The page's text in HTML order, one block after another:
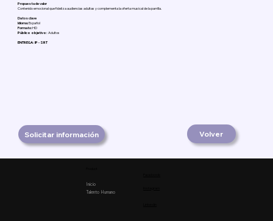
Propuesta de valor
Contenido emocional que fideliza audiencias adultas y complementa la oferta musical de la parrilla.
Datos clave
Idioma:Español
Formato:HD
Público objetivo: Adultos
ENTREGA: IP - SRT
Solicitar información Volver
Inicio
Talento Humano